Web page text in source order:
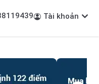
Tài khoản